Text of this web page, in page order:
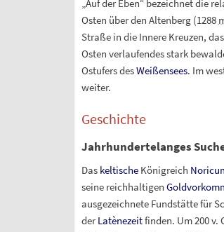
„Auf der Eben“ bezeichnet die
Osten über den Altenberg (1288
Straße in die Innere Kreuzen,
Osten verlaufendes stark
Ostufers desWeißensees. Im
weiter.
Geschichte
Jahrhundertelanges
Das keltischeKönigreich
seine reichhaltigen
ausgezeichnete Fundstätte für
derLatènezeitfinden. Um 200v.